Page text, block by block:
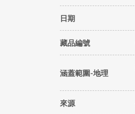
日期
藏品編號
涵蓋範圍-地理
來源